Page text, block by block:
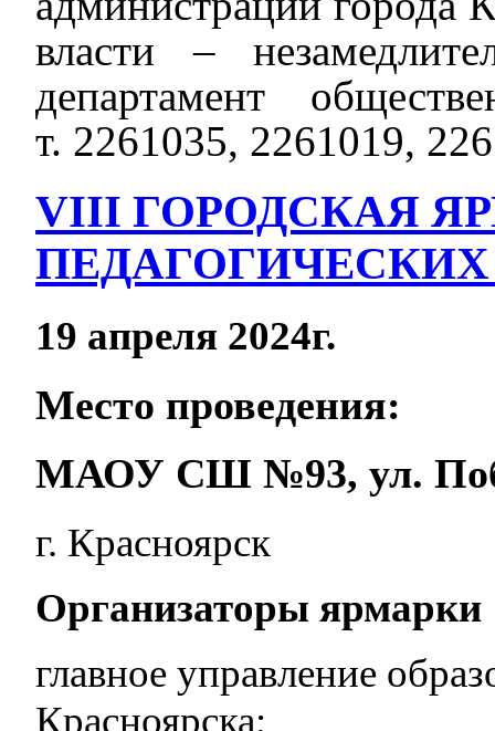
власти –
департамент обществе
т. 2261035, 2261019,
VIII ГОРОДСКАЯ
19 апреля 2024г.
Место проведения:
МАОУ СШ №93, ул.
г. Красноярск
Организаторы ярмарки
главное управление
Красноярска;